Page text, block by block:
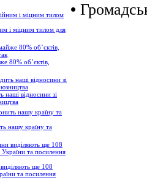
і міцним тилом для
80% об’єктів,
наші відносини зі
нашу країну та
ще 108
та посилення
•